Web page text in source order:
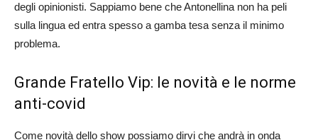
degli opinionisti. Sappiamo bene che Antonellina non ha peli
sulla lingua ed entra spesso a gamba tesa senza il minimo
problema.
Grande Fratello Vip: le novità e le norme
anti-covid
Come novità dello show possiamo dirvi che andrà in onda